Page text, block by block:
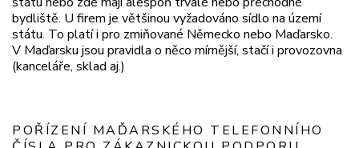
bydliště. U firem je většinou vyžadováno sídlo na území
státu. To platí i pro zmiňované Německo nebo Maďarsko.
V Maďarsku jsou pravidla o něco mírnější, stačí i provozovna
(kanceláře, sklad aj.)
POŘÍZENÍ MAĎARSKÉHO TELEFONNÍHO